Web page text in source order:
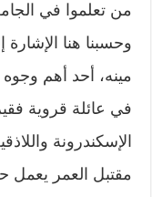
من تعلموا في
وحسبنا هنا
مينه، أحد أهم وجوه
في عائلة قروية
الإسكندرونة
مقتبل العمر يعمل